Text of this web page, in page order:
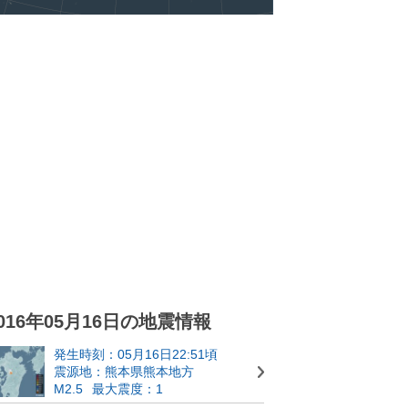
年05月16日の地震情報
発生時刻：05月16日22:51頃
震源地：熊本県熊本地方
M2.5
最大震度：1